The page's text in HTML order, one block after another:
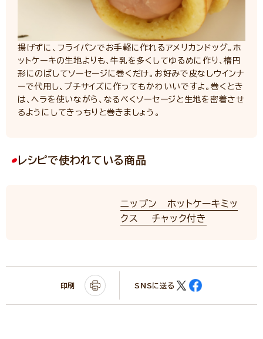
揚げずに、フライパンでお手軽に作れるアメリカンドッグ。ホ
ットケーキの生地よりも、牛乳を多くしてゆるめに作り、楕円
形にのばしてソーセージに巻くだけ。お好みで皮なしウインナ
ーで代用し、プチサイズに作ってもかわいいですよ。巻くとき
は、ヘラを使いながら、なるべくソーセージと生地を密着させ
るようにしてきっちりと巻きましょう。
レシピで使われている商品
ニップン ホットケーキミッ
クス チャック付き
印刷 SNSに送る